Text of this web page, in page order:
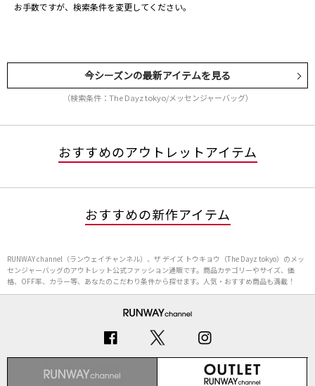
お手数ですが、検索条件を変更してください。
今シーズンの最新アイテムを見る
（検索条件：The Dayz tokyo/メッセンジャーバッグ）
おすすめのアウトレットアイテム
おすすめの新作アイテム
RUNWAY channel（ランウェイチャンネル）、ザ デイズ トウキョウ（The Dayz tokyo）のメッ
センジャーバッグのアウトレット公式ファッション通販です。商品カテゴリーやサイズ、価
格、OFF率、カラー等、あなたのこだわり条件から探せます。人気・おすすめ商品も満載！